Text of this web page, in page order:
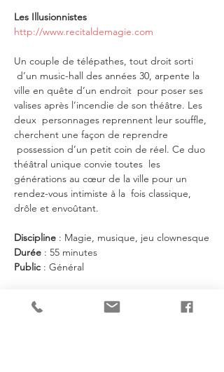
Les Illusionnistes
http://www.recitaldemagie.com
Un couple de télépathes, tout droit sorti
d’un music-hall des années 30, arpente la
ville en quête d’un endroit  pour poser ses
valises après l’incendie de son théâtre. Les
deux  personnages reprennent leur souffle,
cherchent une façon de reprendre
possession d’un petit coin de réel. Ce duo
théâtral unique convie toutes  les
générations au cœur de la ville pour un
rendez-vous intimiste à la  fois classique,
drôle et envoûtant.
Discipline : Magie, musique, jeu clownesque
Durée : 55 minutes
Public : Général
En lire plus >